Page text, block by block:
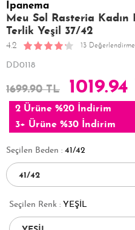
261 kişiGörüntüledi!
Ipanema
Meu Sol Rasteria Kadın
Terlik Yeşil 37/42
4.2 13 Değerlendirme
DD0118
1699.90 TL
2 Ürüne %20 İndirim
3+ Ürüne %30 İndirim
Seçilen Beden : 41/42
Seçilen Renk : YEŞİL